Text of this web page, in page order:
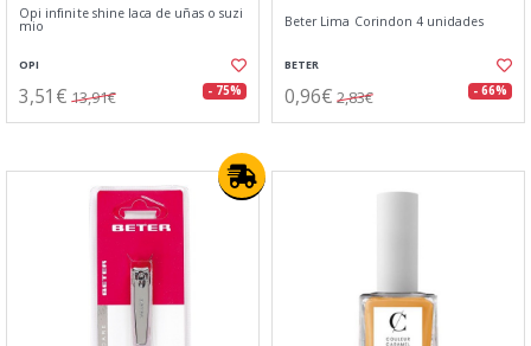
Opi infinite shine laca de uñas o suzi
mio
OPI
3,51€ 13,91€ - 75%
Beter Lima Corindon 4 unidades
BETER
0,96€ 2,83€ - 66%